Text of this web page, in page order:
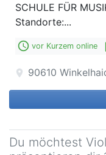
SCHULE FÜR
Standorte:...
access_time vor Kurzem online
location_on 90610
Du möchtest